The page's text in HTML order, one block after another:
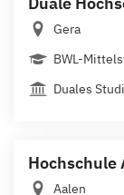
Gera
BWL-
Duales
Hochschule
Aalen